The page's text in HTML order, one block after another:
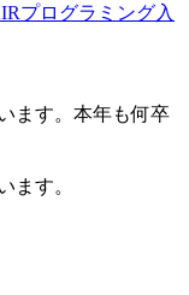
プログラミング入
ます。本年も何卒
ます。